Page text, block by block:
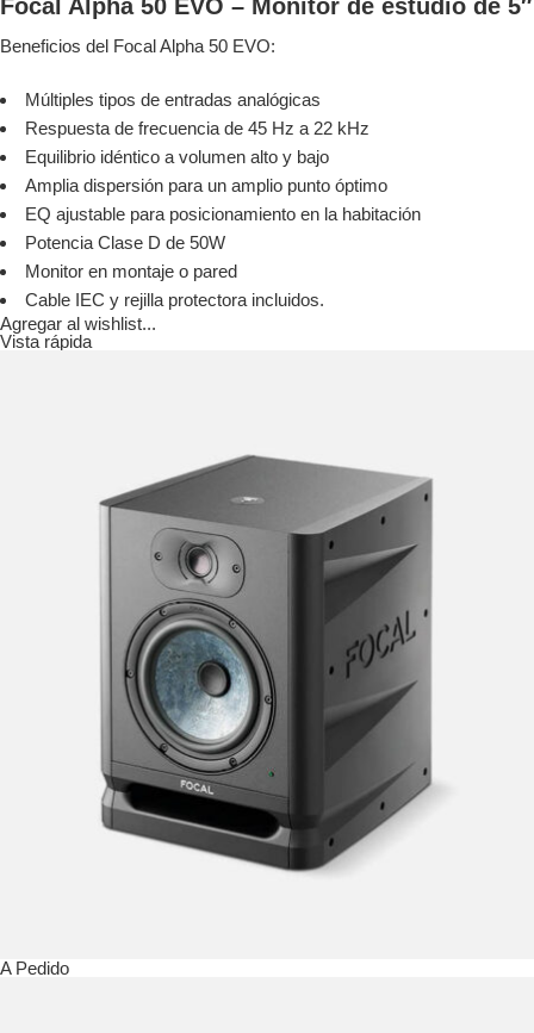
Focal Alpha 50 EVO – Monitor de estudio de 5″
Beneficios del Focal Alpha 50 EVO:
Múltiples tipos de entradas analógicas
Respuesta de frecuencia de 45 Hz a 22 kHz
Equilibrio idéntico a volumen alto y bajo
Amplia dispersión para un amplio punto óptimo
EQ ajustable para posicionamiento en la habitación
Potencia Clase D de 50W
Monitor en montaje o pared
Cable IEC y rejilla protectora incluidos.
Agregar al wishlist...
Vista rápida
A Pedido